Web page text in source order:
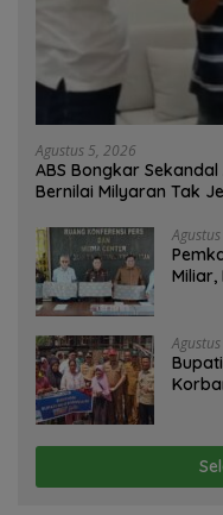
Agustus 5, 2026
ABS Bongkar
Bernilai Milyaran Tak
Miliar,